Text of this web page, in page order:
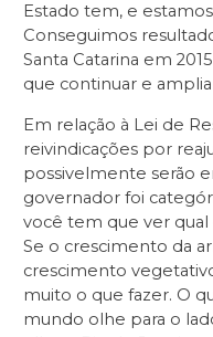
Estado tem, e
Conseguimos
Santa Catarina em
que continuar e
Em relação à Lei de
reivindicações por
possivelmente serão
governador foi
você tem que ver qual
Se o crescimento da
crescimento
muito o que fazer. O
mundo olhe para o